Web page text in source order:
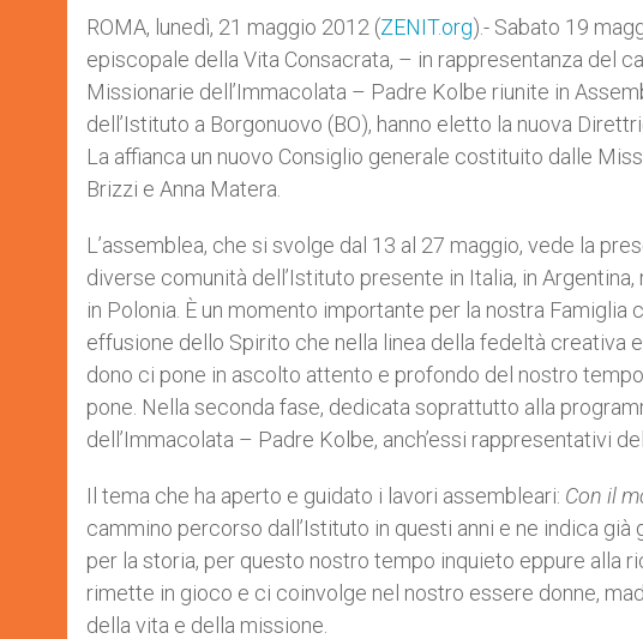
ROMA, lunedì, 21 maggio 2012 (ZENIT.org).- Sabato 19
episcopale della Vita Consacrata, – in rappresentanza del
Missionarie dell’Immacolata – Padre Kolbe riunite in
dell’Istituto a Borgonuovo (BO), hanno eletto la nuova
La affianca un nuovo Consiglio generale costituito dalle
Brizzi e Anna Matera.
L’assemblea, che si svolge dal 13 al 27 maggio, vede la
diverse comunità dell’Istituto presente in Italia, in
in Polonia. È un momento importante per la nostra Famiglia
effusione dello Spirito che nella linea della fedeltà creativa
dono ci pone in ascolto attento e profondo del nostro
pone. Nella seconda fase, dedicata soprattutto alla
dell’Immacolata – Padre Kolbe, anch’essi rappresentativi
Il tema che ha aperto e guidato i lavori assembleari: Con il
cammino percorso dall’Istituto in questi anni e ne indica già
per la storia, per questo nostro tempo inquieto eppure alla
rimette in gioco e ci coinvolge nel nostro essere donne,
della vita e della missione.